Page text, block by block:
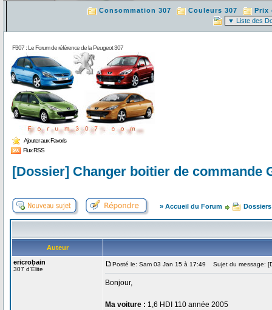
Consommation 307 Couleurs 307 Prix
F307 : Le Forum de référence de la Peugeot 307
Ajouter aux Favoris
Flux RSS
[Dossier] Changer boitier de commande
» Accueil du Forum
Auteur
ericrobain
307 d'Élite
Posté le: Sam 03 Jan 15 à 17:49 Sujet du message:
Bonjour,
Ma voiture : 1,6 HDI 110 année 2005